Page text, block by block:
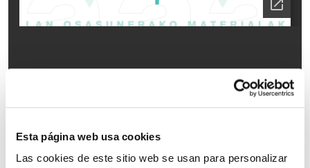
Esta página web usa cookies
Las cookies de este sitio web se usan para personalizar